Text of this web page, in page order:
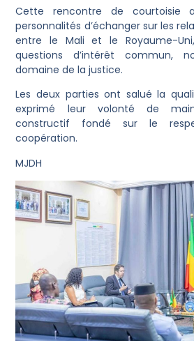
Cette rencontre de courtoisie
personnalités d’échanger sur les
entre le Mali et le Royaume-
questions d’intérêt commun,
domaine de la justice.
Les deux parties ont salué la
exprimé leur volonté de
constructif fondé sur le
coopération.
MJDH